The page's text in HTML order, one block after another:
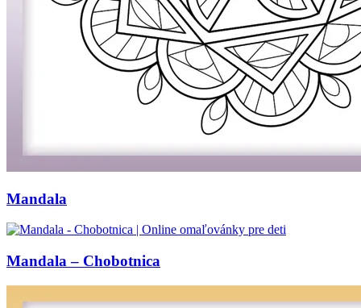
Mandala
Mandala – Chobotnica